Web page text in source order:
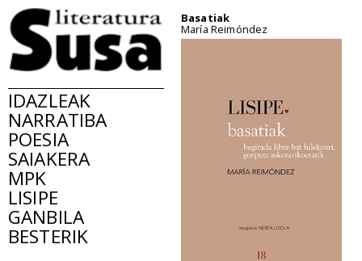
IDAZLEAK
NARRATIBA
POESIA
SAIAKERA
MPK
LISIPE
GANBILA
BESTERIK
Basatiak
María Reimóndez